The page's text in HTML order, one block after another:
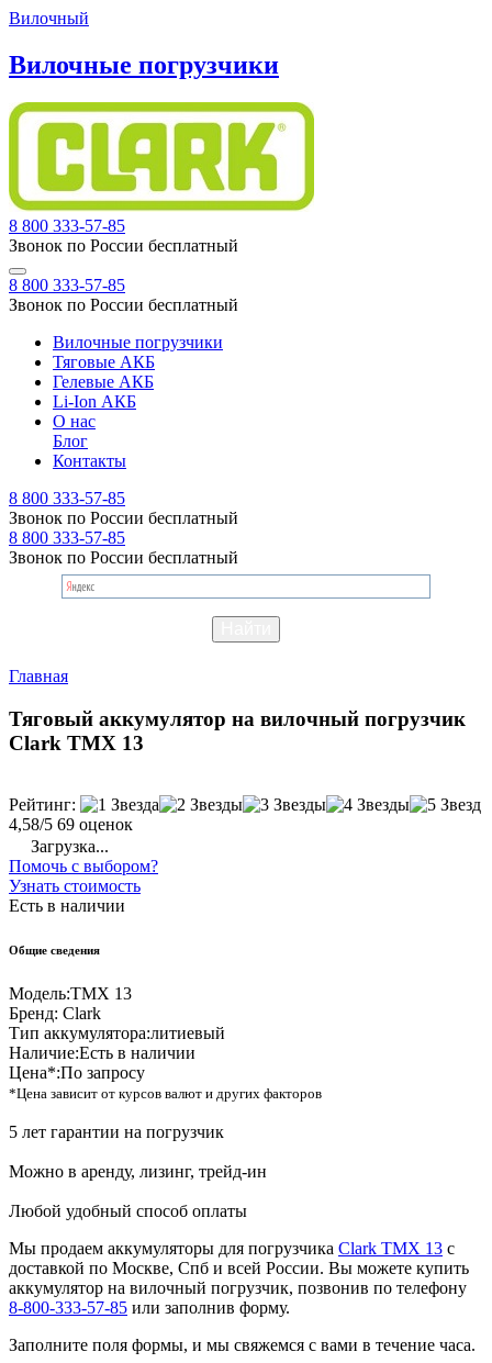
Вилочный
Вилочные погрузчики
8 800 333-57-85
Звонок по России бесплатный
8 800 333-57-85
Звонок по России бесплатный
Вилочные погрузчики
Тяговые АКБ
Гелевые АКБ
Li-Ion АКБ
О нас
Блог
Контакты
8 800 333-57-85
Звонок по России бесплатный
8 800 333-57-85
Звонок по России бесплатный
Главная
Тяговый аккумулятор на вилочный погрузчик
Clark TMX 13
Рейтинг:
4,58/5 69 оценок
Загрузка...
Помочь с выбором?
Узнать стоимость
Есть в наличии
Общие сведения
Модель:TMX 13
Бренд: Clark
Тип аккумулятора:литиевый
Наличие:Есть в наличии
Цена*:По запросу
*Цена зависит от курсов валют и других факторов
5 лет гарантии на погрузчик
Можно в аренду, лизинг, трейд-ин
Любой удобный способ оплаты
Мы продаем аккумуляторы для погрузчика Clark TMX 13 с
доставкой по Москве, Спб и всей России. Вы можете купить
аккумулятор на вилочный погрузчик, позвонив по телефону
8-800-333-57-85 или заполнив форму.
Заполните поля формы, и мы свяжемся с вами в течение часа.